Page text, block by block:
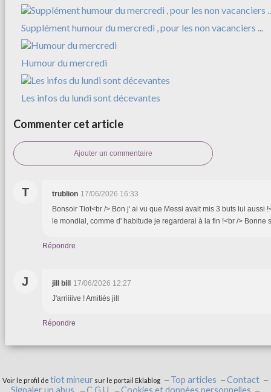
Supplément humour du mercredi , pour les non vacanciers ...
Humour du mercredi
Les infos du lundi sont décevantes
Commenter cet article
Ajouter un commentaire
T trublion 17/06/2026 16:33
Bonsoir Tiot<br /> Bon j' ai vu que Messi avait mis 3 buts lui aussi
le mondial, comme d' habitude je regarderai à la fin !<br /> Bonne
Répondre
J jill bill 17/06/2026 12:27
J'arriiiive ! Amitiés jill
Répondre
Voir le profil de tiot mineur sur le portail Eklablog Top articles
Contact
Signaler un abus
C.G.U.
Cookies et données personnelles